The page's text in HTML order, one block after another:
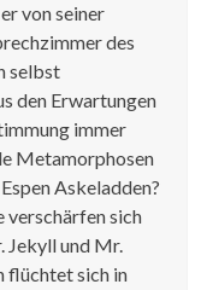
von seiner
des
selbst
den Erwartungen
immer
Metamorphosen
Askeladden?
verschärfen sich
Jekyll und Mr.
flüchtet sich in